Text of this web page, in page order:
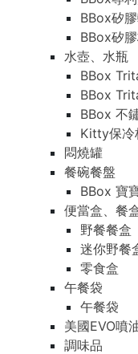
BBox矽
BBox矽
水壺、水瓶
BBox
BBox
BBox 不
Kitty保冷
悶燒罐
餐碗餐盤
BBox 寶
便當盒、餐
野餐餐盒
迷你野餐
零食盒
午餐袋
午餐袋
美國EVO噴
調味品